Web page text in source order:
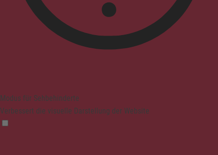
Modus für Sehbehinderte
Verbessert die visuelle Darstellung der Website